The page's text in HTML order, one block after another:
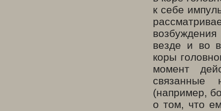
к себе
везде и во
коры
момент
связанные
(например,
о том, что